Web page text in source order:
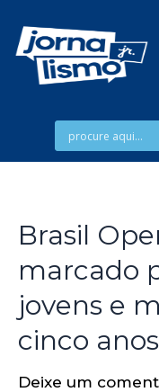
Brasil
marcado
jovens e
cinco anos
Deixe um